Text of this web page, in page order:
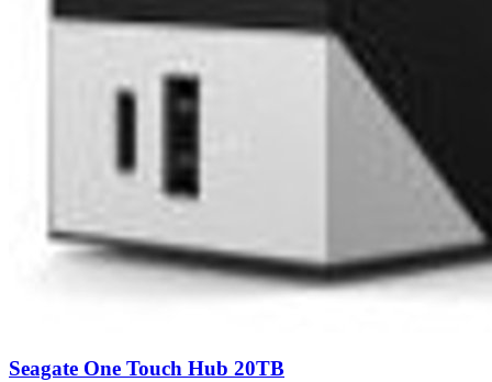
Seagate One Touch Hub 20TB